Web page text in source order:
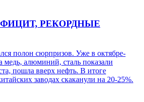
РЕКОРДНЫЕ
полон сюрпризов. Уже в октябре-
медь, алюминий, сталь показали
пошла вверх нефть. В итоге
заводах скаканули на 20-25%.